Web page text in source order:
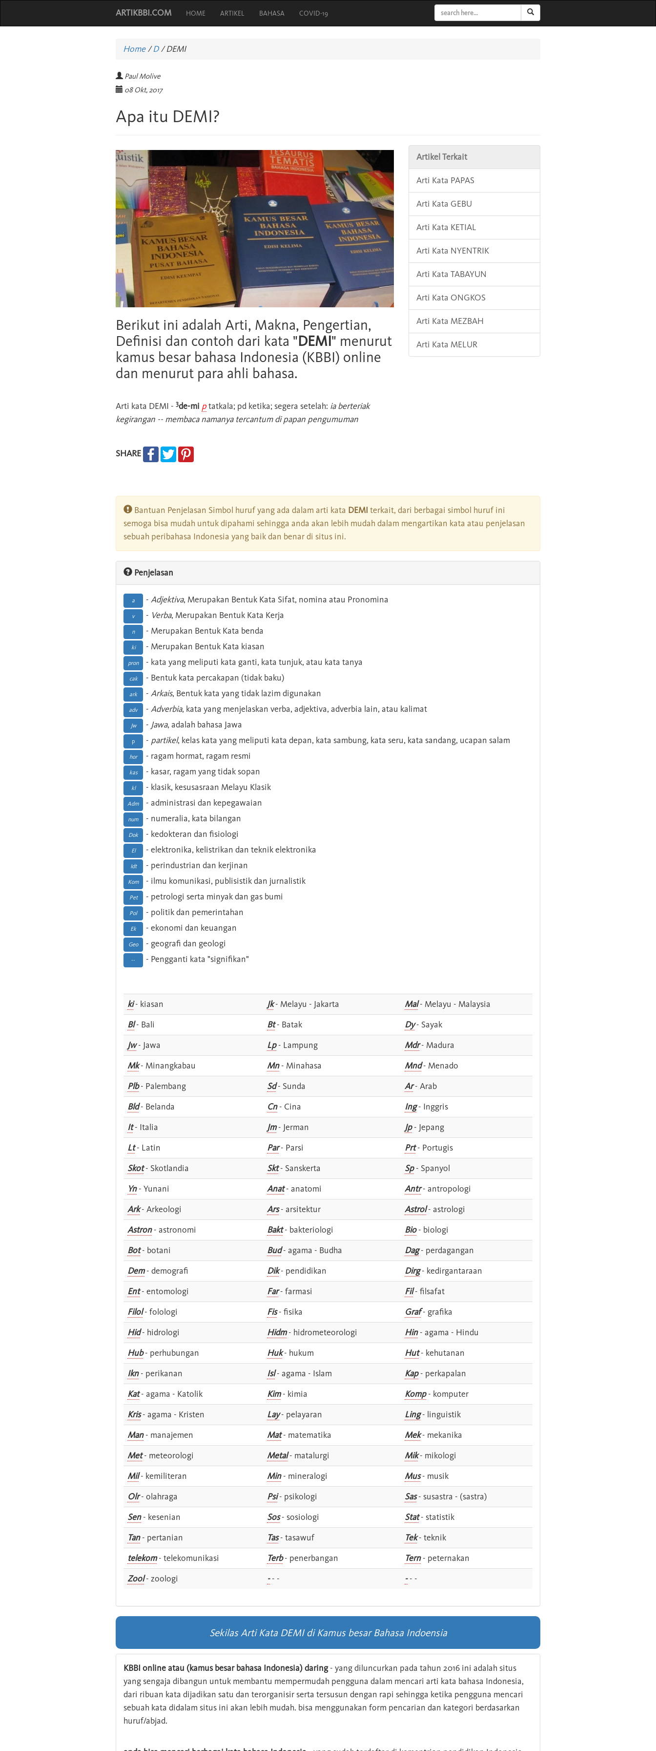
ARTIKBBI.COM HOME ARTIKEL BAHASA COVID-19
Home/D /DEMI
Paul Molive
08 Okt, 2017
Apa itu DEMI?
Berikut ini adalah Arti, Makna, Pengertian,
Definisi dan contoh dari kata "DEMI" menurut
kamus besar bahasa Indonesia (KBBI) online
dan menurut para ahli bahasa.
Arti kata DEMI - 3de-mi ptatkala; pd ketika; segera setelah: ia berteriak
kegirangan -- membaca namanya tercantum di papan pengumuman
SHARE
Artikel Terkait
Arti Kata PAPAS
Arti Kata GEBU
Arti Kata KETIAL
Arti Kata NYENTRIK
Arti Kata TABAYUN
Arti Kata ONGKOS
Arti Kata MEZBAH
Arti Kata MELUR
Bantuan Penjelasan Simbol huruf yang ada dalam arti kata DEMI terkait, dari berbagai simbol huruf ini
semoga bisa mudah untuk dipahami sehingga anda akan lebih mudah dalam mengartikan kata atau penjelasan
sebuah peribahasa Indonesia yang baik dan benar di situs ini.
Penjelasan
a - Adjektiva, Merupakan Bentuk Kata Sifat, nomina atau Pronomina
v - Verba, Merupakan Bentuk Kata Kerja
n - Merupakan Bentuk Kata benda
ki - Merupakan Bentuk Kata kiasan
pron - kata yang meliputi kata ganti, kata tunjuk, atau kata tanya
cak - Bentuk kata percakapan (tidak baku)
ark - Arkais, Bentuk kata yang tidak lazim digunakan
adv - Adverbia, kata yang menjelaskan verba, adjektiva, adverbia lain, atau kalimat
Jw - Jawa, adalah bahasa Jawa
p - partikel, kelas kata yang meliputi kata depan, kata sambung, kata seru, kata sandang, ucapan salam
hor - ragam hormat, ragam resmi
kas - kasar, ragam yang tidak sopan
kl - klasik, kesusasraan Melayu Klasik
Adm - administrasi dan kepegawaian
num - numeralia, kata bilangan
Dok - kedokteran dan fisiologi
El - elektronika, kelistrikan dan teknik elektronika
Idt - perindustrian dan kerjinan
Kom - ilmu komunikasi, publisistik dan jurnalistik
Pet - petrologi serta minyak dan gas bumi
Pol - politik dan pemerintahan
Ek - ekonomi dan keuangan
Geo - geografi dan geologi
-- - Pengganti kata "signifikan"
ki- kiasan Jk- Melayu - Jakarta Mal- Melayu - Malaysia
Bl- Bali Bt- Batak Dy- Sayak
Jw- Jawa Lp- Lampung Mdr- Madura
Mk- Minangkabau Mn- Minahasa Mnd- Menado
Plb- Palembang Sd- Sunda Ar- Arab
Bld- Belanda Cn- Cina Ing- Inggris
It- Italia Jm- Jerman Jp- Jepang
Lt- Latin Par- Parsi Prt- Portugis
Skot- Skotlandia Skt- Sanskerta Sp- Spanyol
Yn- Yunani Anat- anatomi Antr- antropologi
Ark- Arkeologi Ars- arsitektur Astrol- astrologi
Astron- astronomi Bakt- bakteriologi Bio- biologi
Bot- botani Bud- agama - Budha Dag- perdagangan
Dem- demografi Dik- pendidikan Dirg- kedirgantaraan
Ent- entomologi Far- farmasi Fil- filsafat
Filol- folologi Fis- fisika Graf- grafika
Hid- hidrologi Hidm- hidrometeorologi Hin- agama - Hindu
Hub- perhubungan Huk- hukum Hut- kehutanan
Ikn- perikanan Isl- agama - Islam Kap- perkapalan
Kat- agama - Katolik Kim- kimia Komp- komputer
Kris- agama - Kristen Lay- pelayaran Ling- linguistik
Man- manajemen Mat- matematika Mek- mekanika
Met- meteorologi Metal- matalurgi Mik- mikologi
Mil- kemiliteran Min- mineralogi Mus- musik
Olr- olahraga Psi- psikologi Sas- susastra - (sastra)
Sen- kesenian Sos- sosiologi Stat- statistik
Tan- pertanian Tas- tasawuf Tek- teknik
telekom- telekomunikasi Terb- penerbangan Tern- peternakan
Zool- zoologi -- - -- -
Sekilas Arti Kata DEMI di Kamus besar Bahasa Indoensia
KBBI online atau (kamus besar bahasa Indonesia) daring- yang diluncurkan pada tahun 2016 ini adalah situs
yang sengaja dibangun untuk membantu mempermudah pengguna dalam mencari arti kata bahasa Indonesia,
dari ribuan kata dijadikan satu dan terorganisir serta tersusun dengan rapi sehingga ketika pengguna mencari
sebuah kata didalam situs ini akan lebih mudah. bisa menggunakan form pencarian dan kategori berdasarkan
huruf/abjad.